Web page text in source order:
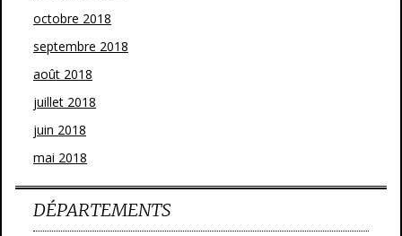
octobre 2018
septembre 2018
août 2018
juillet 2018
juin 2018
mai 2018
DÉPARTEMENTS